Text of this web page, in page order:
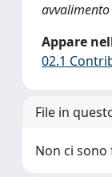
Appare
02.1
File in
Non ci